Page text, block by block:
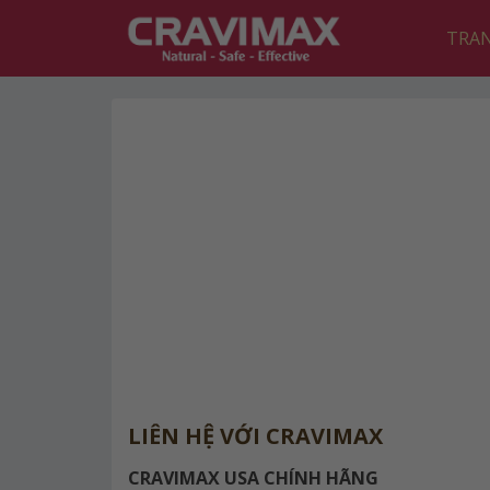
LIÊN HỆ VỚI CRAVIMAX
CRAVIMAX USA CHÍNH HÃNG